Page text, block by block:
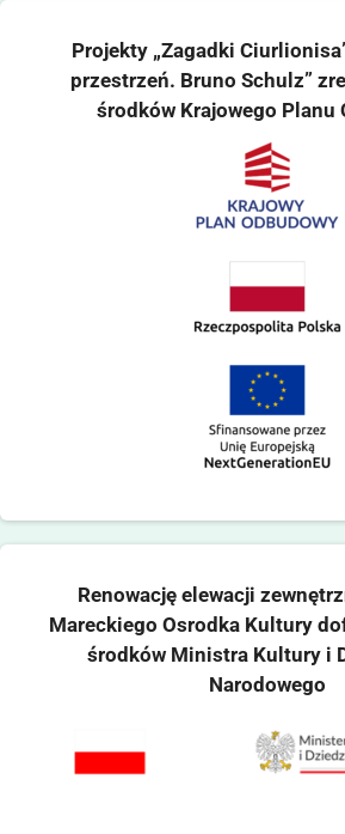
Projekty „Zagadki
przestrzeń. Bruno Schulz”
środków Krajowego Planu
Renowację elewacji
Mareckiego Osrodka Kultury
środków Ministra Kultury i
Narodowego